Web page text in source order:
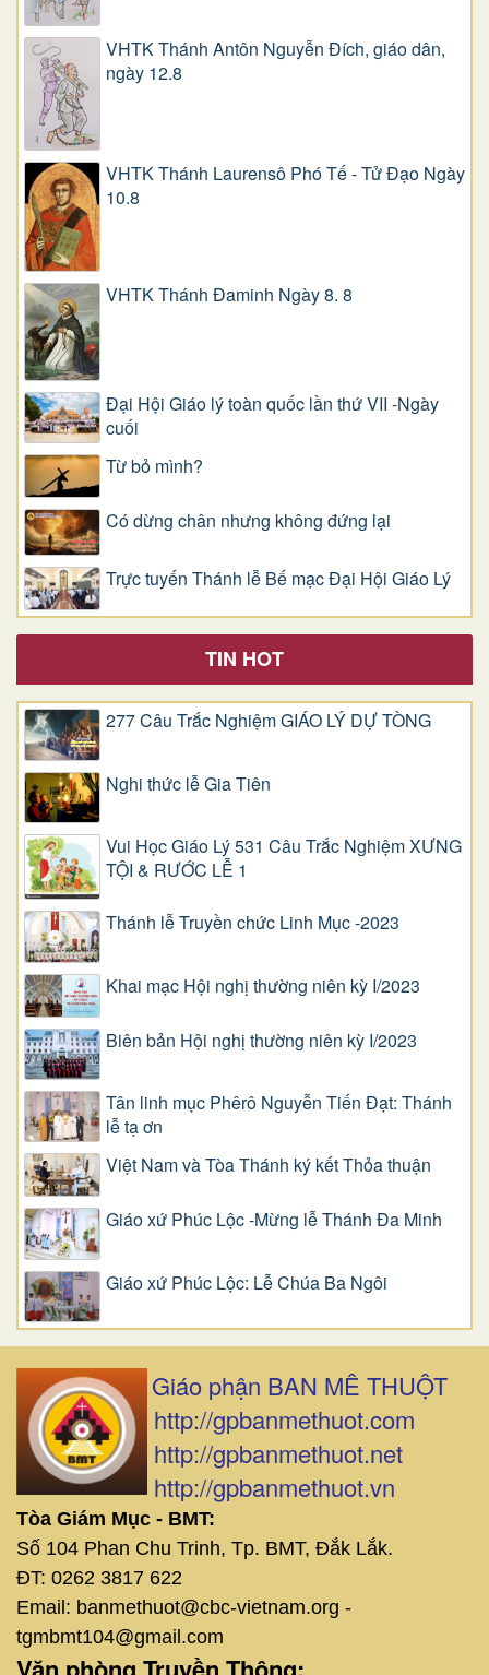
VHTK Thánh Antôn Nguyễn Ðích, giáo dân,
ngày 12.8
VHTK Thánh Laurensô Phó Tế - Tử Đạo Ngày
10.8
VHTK Thánh Đaminh Ngày 8. 8
Đại Hội Giáo lý toàn quốc lần thứ VII -Ngày
cuối
Từ bỏ mình?
Có dừng chân nhưng không đứng lại
Trực tuyến Thánh lễ Bế mạc Đại Hội Giáo Lý
TIN HOT
277 Câu Trắc Nghiệm GIÁO LÝ DỰ TÒNG
Nghi thức lễ Gia Tiên
Vui Học Giáo Lý 531 Câu Trắc Nghiệm XƯNG
TỘI & RƯỚC LỄ 1
Thánh lễ Truyền chức Linh Mục -2023
Khai mạc Hội nghị thường niên kỳ I/2023
Biên bản Hội nghị thường niên kỳ I/2023
Tân linh mục Phêrô Nguyễn Tiến Đạt: Thánh
lễ tạ ơn
Việt Nam và Tòa Thánh ký kết Thỏa thuận
Giáo xứ Phúc Lộc -Mừng lễ Thánh Đa Minh
Giáo xứ Phúc Lộc: Lễ Chúa Ba Ngôi
Giáo phận BAN MÊ THUỘT
http://gpbanmethuot.com
http://gpbanmethuot.net
http://gpbanmethuot.vn
Tòa Giám Mục - BMT:
Số 104 Phan Chu Trinh, Tp. BMT, Đắk Lắk.
ĐT: 0262 3817 622
Email: banmethuot@cbc-vietnam.org -
tgmbmt104@gmail.com